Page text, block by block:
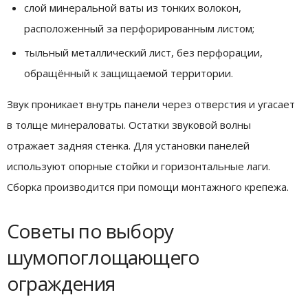
слой минеральной ваты из тонких волокон,
расположенный за перфорированным листом;
тыльный металлический лист, без перфорации,
обращённый к защищаемой территории.
Звук проникает внутрь панели через отверстия и угасает
в толще минераловаты. Остатки звуковой волны
отражает задняя стенка. Для установки панелей
используют опорные стойки и горизонтальные лаги.
Сборка производится при помощи монтажного крепежа.
Советы по выбору
шумопоглощающего
ограждения